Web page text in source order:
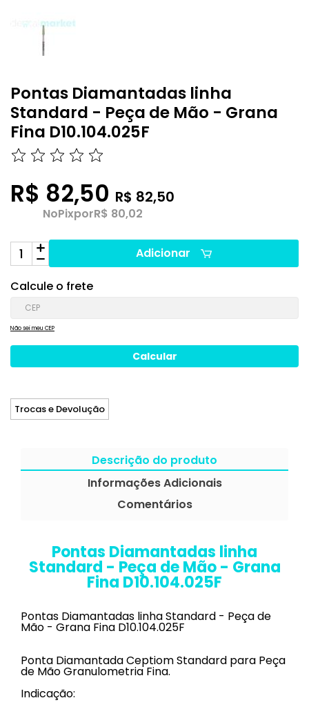
Pontas Diamantadas linha
Standard - Peça de Mão - Grana
Fina D10.104.025F
R$ 82,50 R$ 82,50
NoPixporR$ 80,02
Adicionar
Calcule o frete
Não sei meu CEP
Trocas e Devolução
Descrição do produto
Informações Adicionais
Comentários
Pontas Diamantadas linha
Standard - Peça de Mão - Grana
Fina D10.104.025F
Pontas Diamantadas linha Standard - Peça de
Mão - Grana Fina D10.104.025F
Ponta Diamantada Ceptiom Standard para Peça
de Mão Granulometria Fina.
Indicação: